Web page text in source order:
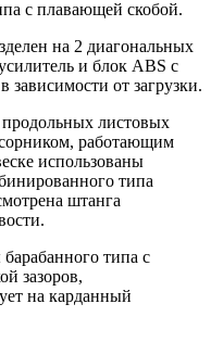
с плавающей скобой.
на 2 диагональных
и блок ABS с
зависимости от загрузки.
листовых
работающим
использованы
типа
штанга
типа с
зазоров,
на карданный